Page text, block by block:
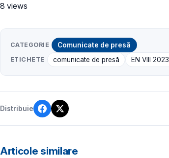
8 views
CATEGORIE Comunicate de presă
ETICHETE comunicate de presă EN VIII 2023
Distribuie
Articole similare